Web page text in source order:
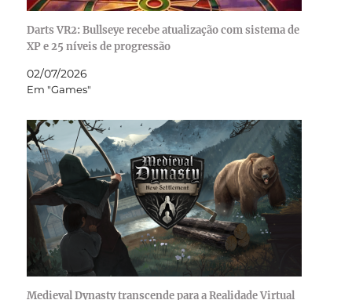
Darts VR2: Bullseye recebe atualização com sistema de
XP e 25 níveis de progressão
02/07/2026
Em "Games"
Medieval Dynasty transcende para a Realidade Virtual